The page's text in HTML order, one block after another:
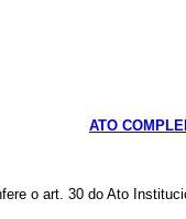
ATO
o art. 30 do Ato